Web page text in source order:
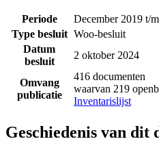
Periode
December 2019 t/
Type besluit Woo-besluit
Datum
besluit
2 oktober 2024
Omvang
publicatie
416 documenten
waarvan 219
Inventarislijst
Geschiedenis van dit